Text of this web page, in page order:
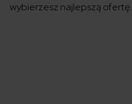
wybierzesz najlepszą ofertę.